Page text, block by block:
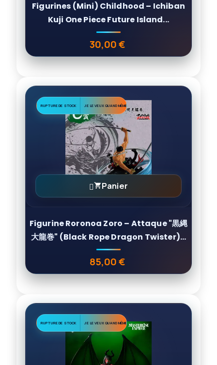
Figurines (Mini) Childhood – Ichiban
Kuji One Piece Future Island...
Prix
30,00 €
RUPTURE DE STOCK JE LE VEUX QUAND MÊME
Panier
Figurine Roronoa Zoro – Attaque "黒縄
大龍巻" (Black Rope Dragon Twister)...
Prix
85,00 €
RUPTURE DE STOCK JE LE VEUX QUAND MÊME